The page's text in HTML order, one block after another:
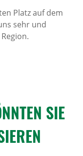
Platz auf dem
sehr und
SIE